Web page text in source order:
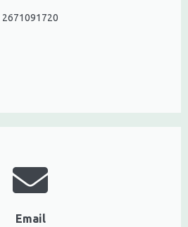
2671091720
Email